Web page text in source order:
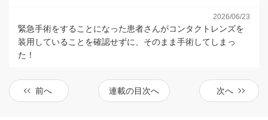
2026/06/23
緊急手術をすることになった患者さんがコンタクトレンズを
装用していることを確認せずに、そのまま手術してしまっ
た！
前へ 連載の目次へ 次へ